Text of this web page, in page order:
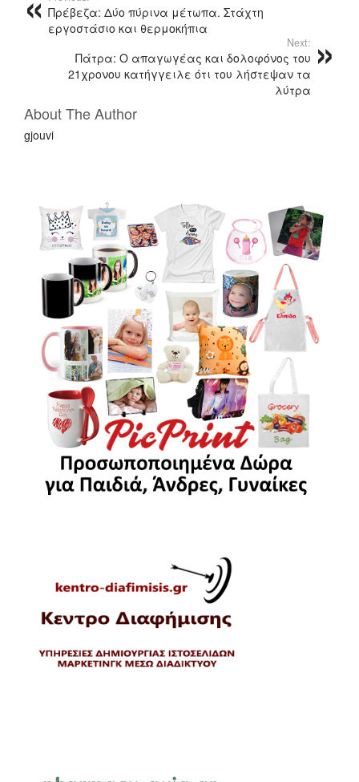
Πρέβεζα: Δύο πύρινα μέτωπα. Στάχτη
εργοστάσιο και θερμοκήπια
Next:
Πάτρα: Ο απαγωγέας και δολοφόνος του
21χρονου κατήγγειλε ότι του λήστεψαν τα
λύτρα
About The Author
gjouvi